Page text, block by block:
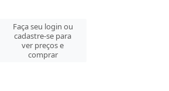
Faça seu login ou
cadastre-se para
ver preços e
comprar